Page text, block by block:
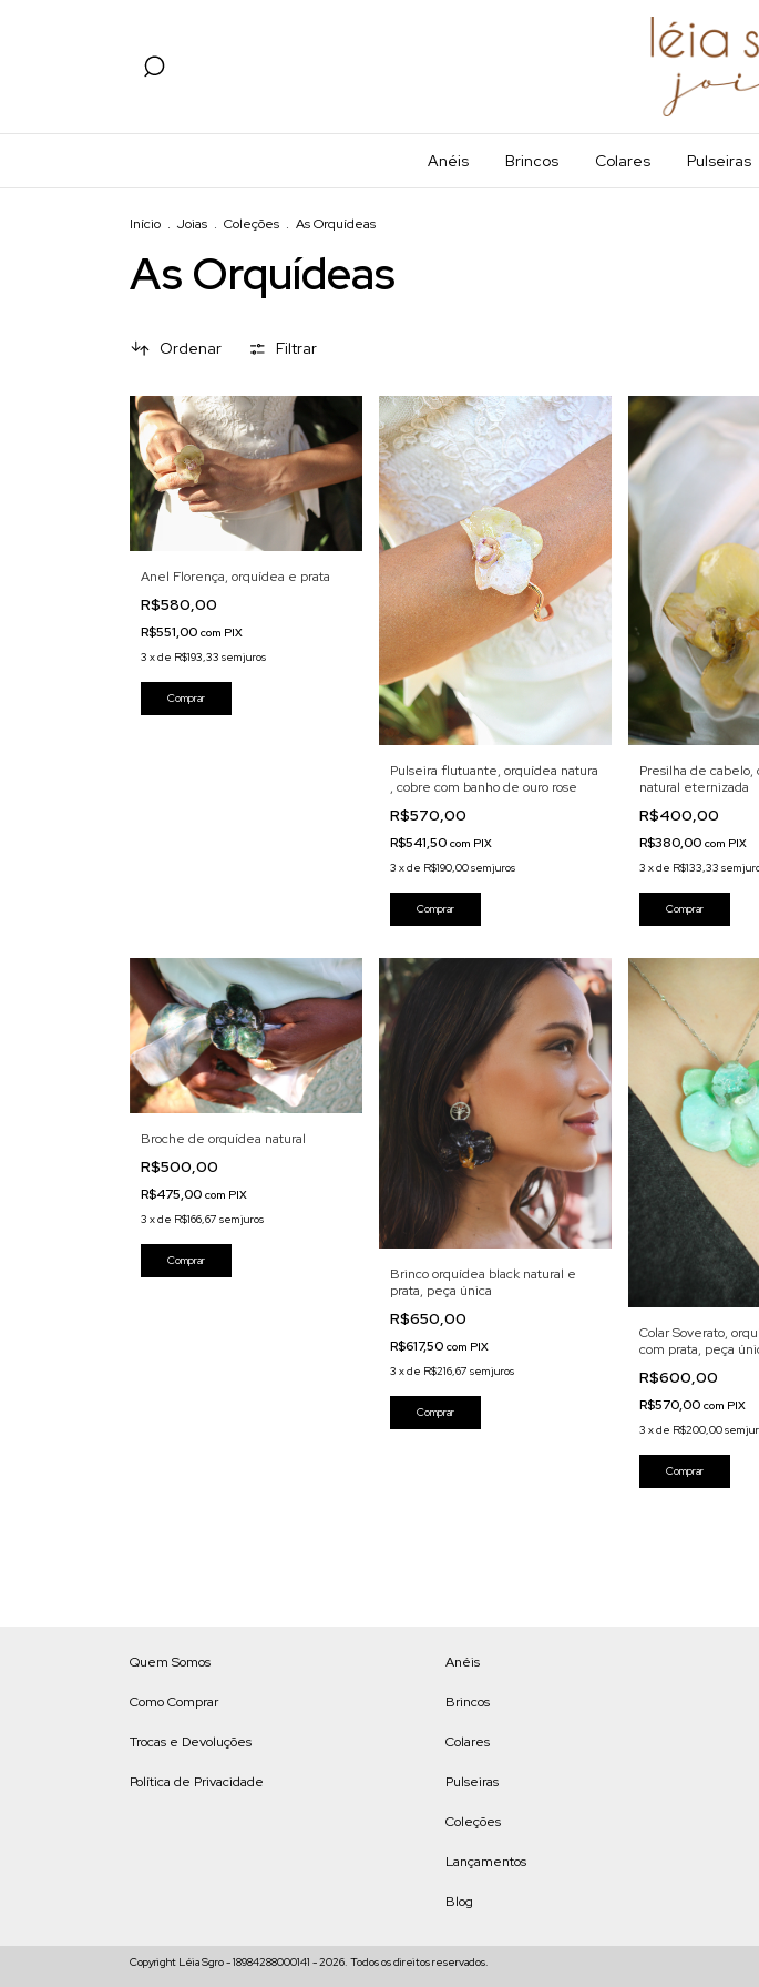
Anéis Brincos Colares Pulseiras
Início . Joias . Coleções . As Orquídeas
As Orquídeas
Ordenar Filtrar
Anel Florença, orquídea e prata
R$580,00
R$551,00 com PIX
3 xde R$193,33 sem juros
Pulseira flutuante, orquídea natura
, cobre com banho de ouro rose
R$570,00
R$541,50 com PIX
3 xde R$190,00sem juros
Presilha de cabelo,
natural eternizada
R$400,00
R$380,00 com PIX
3 xde R$133,33 sem
Broche de orquídea natural
R$500,00
R$475,00 com PIX
3 xde R$166,67 sem juros
Brinco orquídea black natural e
prata, peça única
R$650,00
R$617,50 com PIX
3 xde R$216,67 sem juros
Colar Soverato,
com prata, peça
R$600,00
R$570,00 com PIX
3 xde R$200,00sem
Quem Somos
Como Comprar
Trocas e Devoluções
Política de Privacidade
Anéis
Brincos
Colares
Pulseiras
Coleções
Lançamentos
Blog
Copyright Léia Sgro - 18984288000141 - 2026. Todos os direitos reservados.